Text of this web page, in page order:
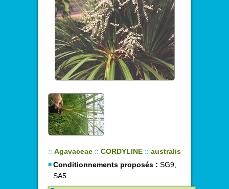
:: Agavaceae :: CORDYLINE :: australis
Conditionnements proposés : SG9,
SA5